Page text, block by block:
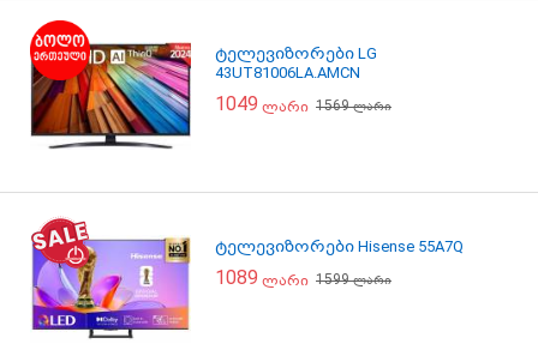
ტელევიზორები LG
43UT81006LA.AMCN
1049 ლარი 1569ლარი
ტელევიზორები Hisense 55A7Q
1089 ლარი 1599ლარი